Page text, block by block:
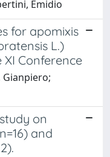
Emidio
for apomixis
L.)
Conference
on
and